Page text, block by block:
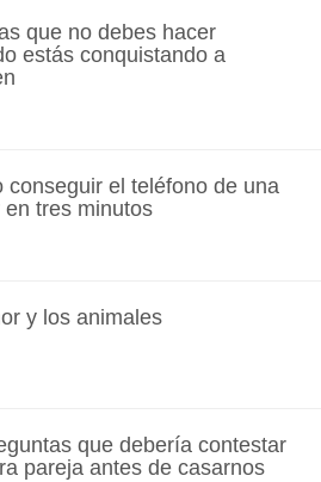
que no debes hacer
estás conquistando a
conseguir el teléfono de una
en tres minutos
y los animales
que debería contestar
pareja antes de casarnos